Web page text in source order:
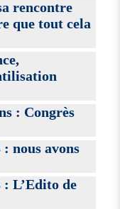
rencontre
que tout cela
: Congrès
nous avons
: L’Edito de